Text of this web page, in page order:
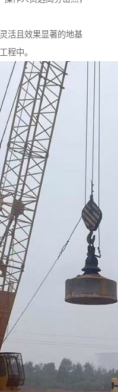
活且效果显著的地基
程中。